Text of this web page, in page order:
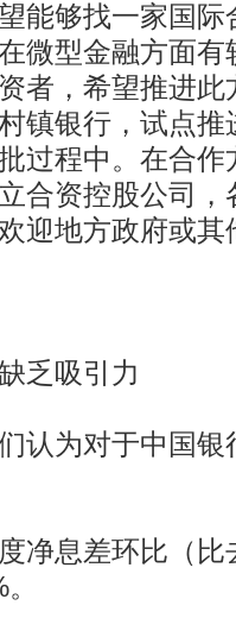
够找一家国际
微型金融方面有
者，希望推进此
镇银行，试点
过程中。在合作
合资控股公司，
迎地方政府或其
乏吸引力
为对于中国银
息差环比（比